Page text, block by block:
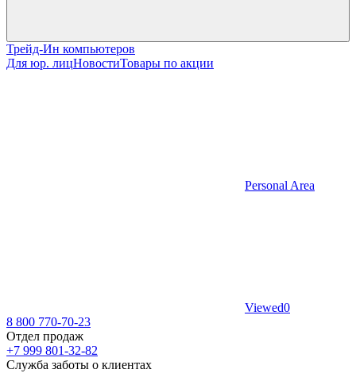
Трейд-Ин компьютеров
Для юр. лицНовостиТовары по акции
Personal Area
Viewed0
8 800 770-70-23
Отдел продаж
+7 999 801-32-82
Служба заботы о клиентах